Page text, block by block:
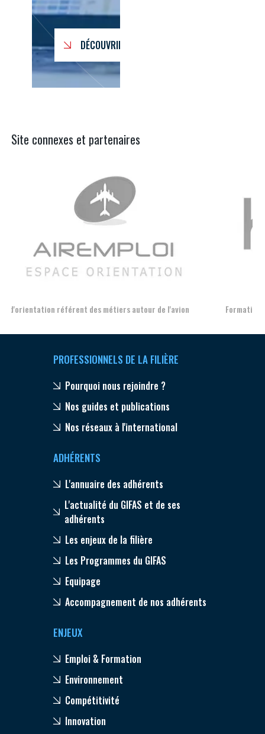
DÉCOUVRIR
Site connexes et partenaires
Formation et l'insertion de personnes en situation de handicap
PROFESSIONNELS DE LA FILIÈRE
Pourquoi nous rejoindre ?
Nos guides et publications
Nos réseaux à l'international
ADHÉRENTS
L'annuaire des adhérents
L'actualité du GIFAS et de ses
adhérents
Les enjeux de la filière
Les Programmes du GIFAS
Equipage
Accompagnement de nos adhérents
ENJEUX
Emploi & Formation
Environnement
Compétitivité
Innovation